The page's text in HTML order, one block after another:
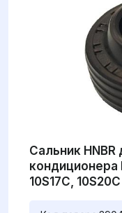
Сальник
кондиционера
10S17C, 10S20C